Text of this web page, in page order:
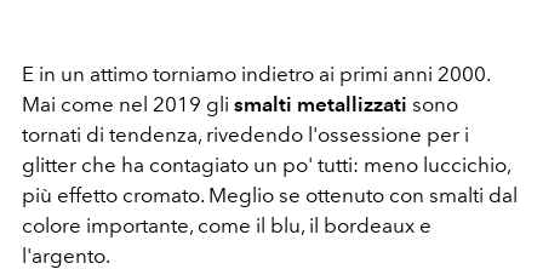
E in un attimo torniamo indietro ai primi anni 2000.
Mai come nel 2019 gli smalti metallizzati sono
tornati di tendenza, rivedendo l'ossessione per i
glitter che ha contagiato un po' tutti: meno luccichio,
più effetto cromato. Meglio se ottenuto con smalti dal
colore importante, come il blu, il bordeaux e
l'argento.